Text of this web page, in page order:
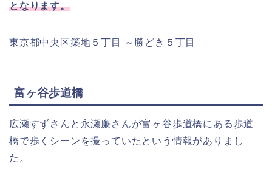
となります。
東京都中央区築地５丁目 ～勝どき５丁目
富ヶ谷歩道橋
広瀬すずさんと永瀬廉さんが富ヶ谷歩道橋にある歩道
橋で歩くシーンを撮っていたという情報がありまし
た。